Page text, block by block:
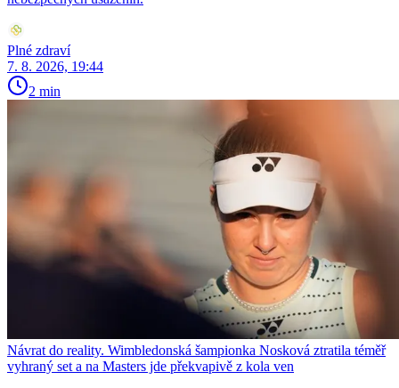
Plné zdraví
7. 8. 2026, 19:44
2 min
Návrat do reality. Wimbledonská šampionka Nosková ztratila téměř
vyhraný set a na Masters jde překvapivě z kola ven